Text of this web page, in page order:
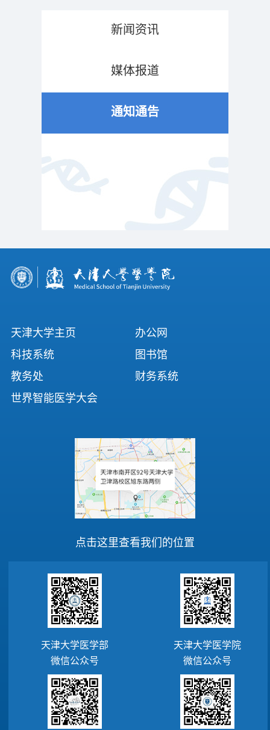
新闻资讯
媒体报道
通知通告
天津大学主页
办公网
科技系统
图书馆
教务处
财务系统
世界智能医学大会
点击这里查看我们的位置
天津大学医学部
微信公众号
天津大学医学院
微信公众号